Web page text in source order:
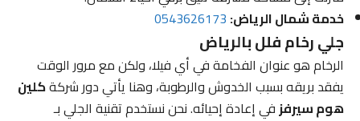
خدمة شمال الرياض:0543626173
جلي رخام فلل بالرياض
الرخام هو عنوان الفخامة في أي فيلا، ولكن مع مرور الوقت
يفقد بريقه بسبب الخدوش والرطوبة، وهنا يأتي دور شركةكلين
هوم سيرفزفي إعادة إحيائه. نحن نستخدم تقنية الجلي بـ